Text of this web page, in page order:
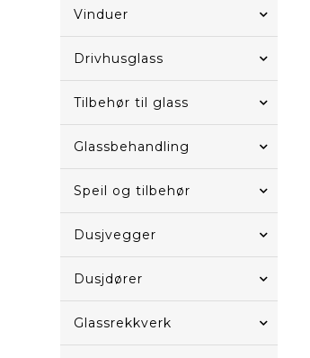
Vinduer
Drivhusglass
Tilbehør til glass
Glassbehandling
Speil og tilbehør
Dusjvegger
Dusjdører
Glassrekkverk